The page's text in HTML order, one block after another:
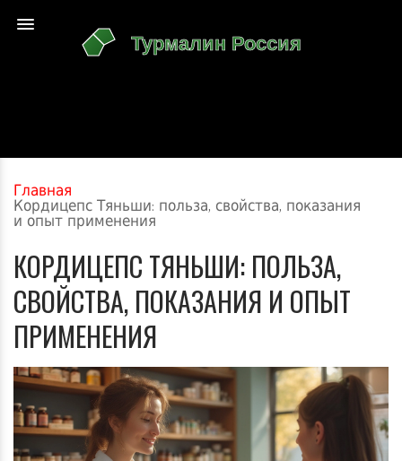
Главная
Кордицепс Тяньши: польза, свойства, показания
и опыт применения
КОРДИЦЕПС ТЯНЬШИ: ПОЛЬЗА,
СВОЙСТВА, ПОКАЗАНИЯ И ОПЫТ
ПРИМЕНЕНИЯ